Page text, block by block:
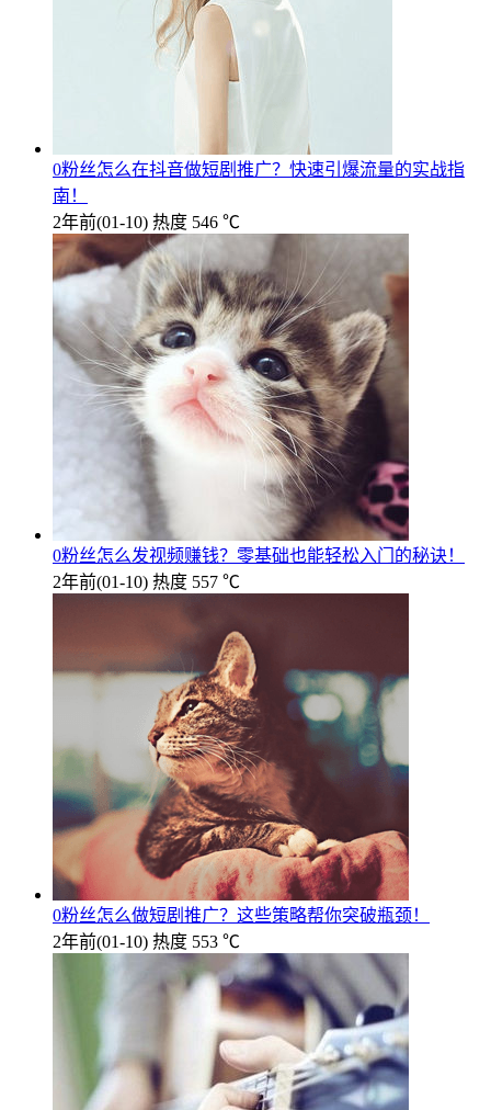
0粉丝怎么在抖音做短剧推广？快速引爆流量的实战指
南！
2年前(01-10) 热度 546 ℃
0粉丝怎么发视频赚钱？零基础也能轻松入门的秘诀！
2年前(01-10) 热度 557 ℃
0粉丝怎么做短剧推广？这些策略帮你突破瓶颈！
2年前(01-10) 热度 553 ℃